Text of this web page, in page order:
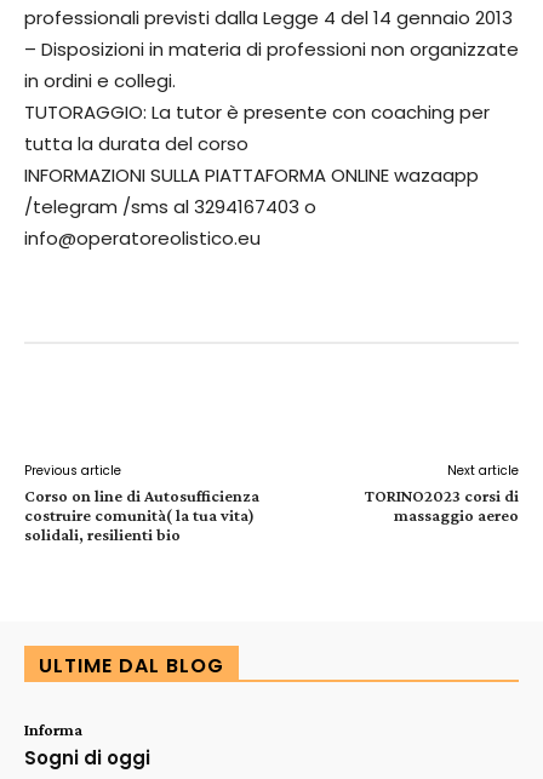
professionali previsti dalla Legge 4 del 14 gennaio 2013
– Disposizioni in materia di professioni non organizzate
in ordini e collegi.
TUTORAGGIO: La tutor è presente con coaching per
tutta la durata del corso
INFORMAZIONI SULLA PIATTAFORMA ONLINE wazaapp
/telegram /sms al 3294167403 o
info@operatoreolistico.eu
Previous article
Corso on line di Autosufficienza
costruire comunità( la tua vita)
solidali, resilienti bio
Next article
TORINO2023 corsi di
massaggio aereo
ULTIME DAL BLOG
Informa
Sogni di oggi